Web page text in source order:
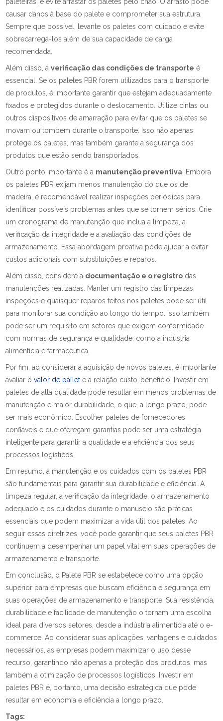
causar danos à base do palete e comprometer sua estrutura.
Sempre que possível, levante os paletes com cuidado e evite
sobrecarregá-los além de sua capacidade de carga
recomendada.
Além disso, averificação das condições de transporte é
essencial. Se os paletes PBR forem utilizados para o transporte
de produtos, é importante garantir que estejam adequadamente
fixados e protegidos durante o deslocamento. Utilize cintas ou
outros dispositivos de amarração para evitar que os paletes se
movam ou tombem durante o transporte. Isso não apenas
protege os paletes, mas também garante a segurança dos
produtos que estão sendo transportados.
Outro ponto importante é a manutenção preventiva . Embora
os paletes PBR exijam menos manutenção do que os de
madeira, é recomendável realizar inspeções periódicas para
identificar possíveis problemas antes que se tornem sérios. Crie
um cronograma de manutenção que inclua a limpeza, a
verificação da integridade e a avaliação das condições de
armazenamento. Essa abordagem proativa pode ajudar a evitar
custos adicionais com substituições e reparos.
Além disso, considere a documentação e o registro das
manutenções realizadas. Manter um registro das limpezas,
inspeções e quaisquer reparos feitos nos paletes pode ser útil
para monitorar sua condição ao longo do tempo. Isso também
pode ser um requisito em setores que exigem conformidade
com normas de segurança e qualidade, como a indústria
alimentícia e farmacêutica.
Por fim, ao considerar a aquisição de novos paletes, é importante
avaliar ovalor de pallete a relação custo-benefício. Investir em
paletes de alta qualidade pode resultar em menos problemas de
manutenção e maior durabilidade, o que, a longo prazo, pode
ser mais econômico. Escolher paletes de fornecedores
confiáveis e que ofereçam garantias pode ser uma estratégia
inteligente para garantir a qualidade e a eficiência dos seus
processos logísticos.
Em resumo, a manutenção e os cuidados com os paletes PBR
são fundamentais para garantir sua durabilidade e eficiência. A
limpeza regular, a verificação da integridade, o armazenamento
adequado e os cuidados durante o manuseio são práticas
essenciais que podem maximizar a vida útil dos paletes. Ao
seguir essas diretrizes, você pode garantir que seus paletes PBR
continuem a desempenhar um papel vital em suas operações de
armazenamento e transporte.
Em conclusão, o Palete PBR se estabelece como uma opção
superior para empresas que buscam eficiência e segurança em
suas operações de armazenamento e transporte. Sua resistência,
durabilidade e facilidade de manutenção o tornam uma escolha
ideal para diversos setores, desde a indústria alimentícia até o e-
commerce. Ao considerar suas aplicações, vantagens e cuidados
necessários, as empresas podem maximizar o uso desse
recurso, garantindo não apenas a proteção dos produtos, mas
também a otimização de processos logísticos. Investir em
paletes PBR é, portanto, uma decisão estratégica que pode
resultar em economia e eficiência a longo prazo.
Tags: